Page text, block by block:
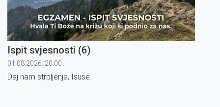
Ispit svjesnosti (6)
01.08.2026. 20:00
Daj nam strpljenja, Isuse.